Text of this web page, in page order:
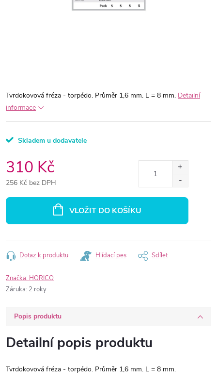
Tvrdokovová fréza - torpédo. Průměr 1,6 mm. L = 8 mm. Detailní
informace
Skladem u dodavatele
310 Kč
256 Kč bez DPH
VLOŽIT DO KOŠÍKU
Dotaz k produktu Hlídací pes Sdílet
Značka: HORICO
Záruka: 2 roky
Popis produktu
Detailní popis produktu
Tvrdokovová fréza - torpédo. Průměr 1,6 mm. L = 8 mm.